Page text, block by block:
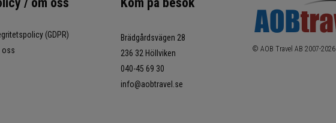
(GDPR)
oss
Brädgårdsvägen 28
236 32 Höllviken
040-45 69 30
info@aobtravel.se
© AOB Travel AB 2007-2026